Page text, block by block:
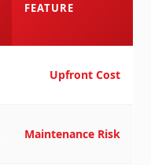
FEATURE
Upfront Cost
Maintenance Risk